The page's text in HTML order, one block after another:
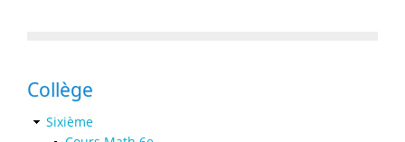
Collège
Sixième